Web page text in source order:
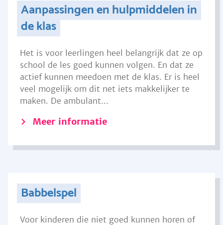
Aanpassingen en hulpmiddelen in
de klas
Het is voor leerlingen heel belangrijk dat ze op
school de les goed kunnen volgen. En dat ze
actief kunnen meedoen met de klas. Er is heel
veel mogelijk om dit net iets makkelijker te
maken. De ambulant...
Meer informatie
Babbelspel
Voor kinderen die niet goed kunnen horen of